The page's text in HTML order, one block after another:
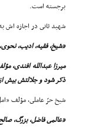
برجسته است.
شهید ثانى در اجازه اش
«شیخ، فقیه، ادیب،
میرزا عبدالله افندى،
ذکر شود و جلالتش بیش
شیخ حرّ عاملى، مؤلف
«عالمى فاضل، بزرگ،